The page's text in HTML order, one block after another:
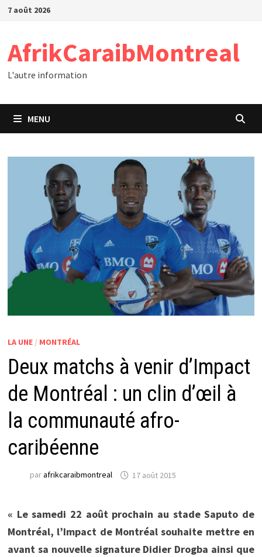
Passer
7 août 2026
AfrikCaraibMontreal
L'autre information
MENU
LA UNE/ MONTRÉAL
Deux matchs à venir d’Impact
de Montréal : un clin d’œil à
la communauté afro-
caribéenne
parafrikcaraibmontreal 17 août 2015
« Le samedi 22 août prochain au stade Saputo de
Montréal, l’Impact de Montréal souhaite mettre en
avant sa nouvelle signature Didier Drogba ainsi que